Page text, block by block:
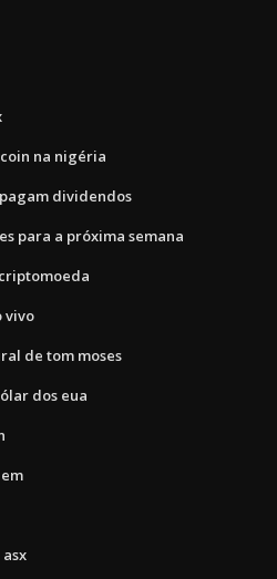
na nigéria
dividendos
para a próxima semana
vivo
de tom moses
dos eua